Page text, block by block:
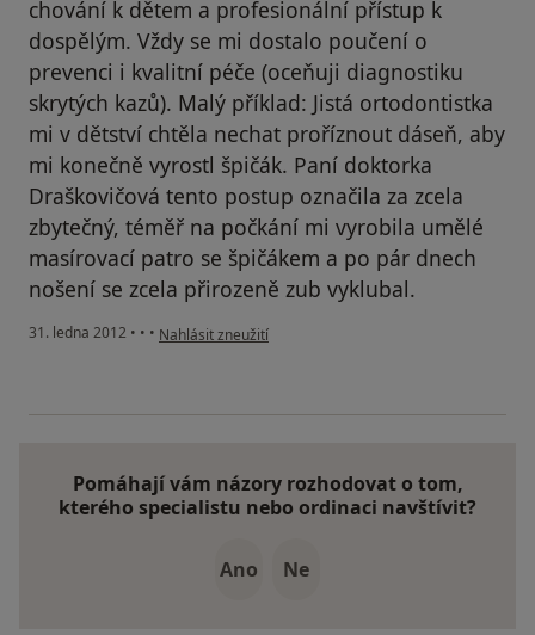
chování k dětem a profesionální přístup k
dospělým. Vždy se mi dostalo poučení o
prevenci i kvalitní péče (oceňuji diagnostiku
skrytých kazů). Malý příklad: Jistá ortodontistka
mi v dětství chtěla nechat proříznout dáseň, aby
mi konečně vyrostl špičák. Paní doktorka
Draškovičová tento postup označila za zcela
zbytečný, téměř na počkání mi vyrobila umělé
masírovací patro se špičákem a po pár dnech
nošení se zcela přirozeně zub vyklubal.
31. ledna 2012 • • • podle názoru uživatele Radka B.
Nahlásit zneužití
Pomáhají vám názory rozhodovat o tom,
kterého specialistu nebo ordinaci navštívit?
Ano Ne